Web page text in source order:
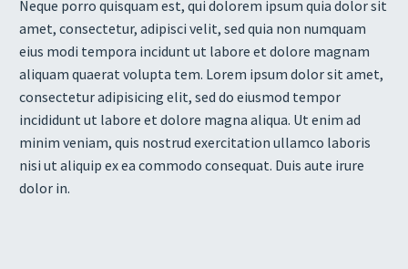
Neque porro quisquam est, qui dolorem ipsum quia dolor sit
amet, consectetur, adipisci velit, sed quia non numquam
eius modi tempora incidunt ut labore et dolore magnam
aliquam quaerat volupta tem. Lorem ipsum dolor sit amet,
consectetur adipisicing elit, sed do eiusmod tempor
incididunt ut labore et dolore magna aliqua. Ut enim ad
minim veniam, quis nostrud exercitation ullamco laboris
nisi ut aliquip ex ea commodo consequat. Duis aute irure
dolor in.